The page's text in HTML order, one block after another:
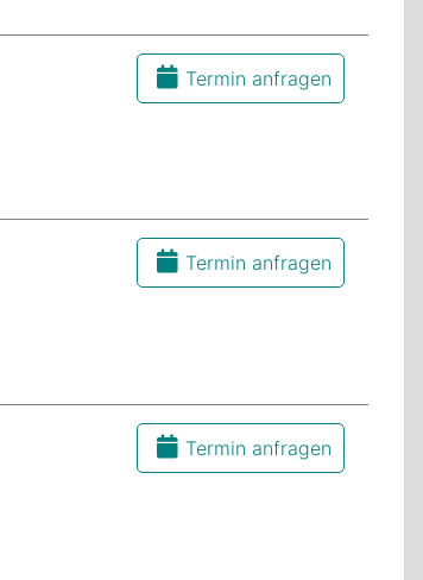
Termin anfragen
Termin anfragen
Termin anfragen